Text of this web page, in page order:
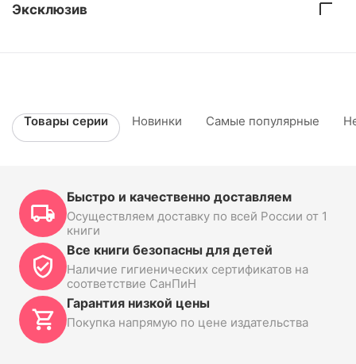
Эксклюзив
Товары серии Новинки Самые популярные
Быстро и качественно доставляем
Осуществляем доставку по всей России от 1
книги
Все книги безопасны для детей
Наличие гигиенических сертификатов на
соответствие СанПиН
Гарантия низкой цены
Покупка напрямую по цене издательства